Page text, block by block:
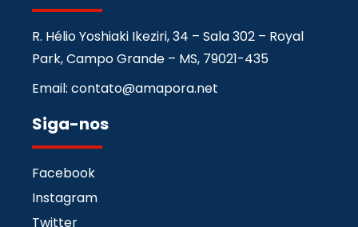
R. Hélio Yoshiaki Ikeziri, 34 – Sala 302 – Royal
Park, Campo Grande – MS, 79021-435
Email: contato@amapora.net
Siga-nos
Facebook
Instagram
Twitter